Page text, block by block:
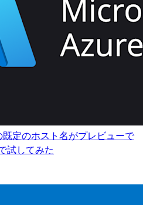
定のホスト名がプレビューで
試してみた